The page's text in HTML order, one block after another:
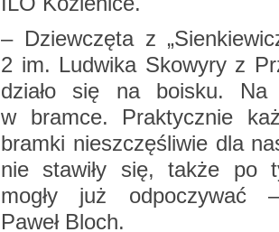
– Dziew­czę­ta z
2 im. Lu­dwi­ka Sko­wy­ry z
dzia­ło się na bo­isku. Na
w bram­ce. Prak­tycz­nie
bram­ki nie­szczę­śli­wie dla
nie sta­wi­ły się, także po
mogły już od­po­czy­wać
Paweł Bloch.